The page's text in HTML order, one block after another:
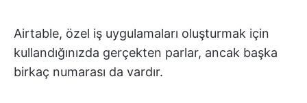
Airtable, özel iş uygulamaları oluşturmak için
kullandığınızda gerçekten parlar, ancak başka
birkaç numarası da vardır.